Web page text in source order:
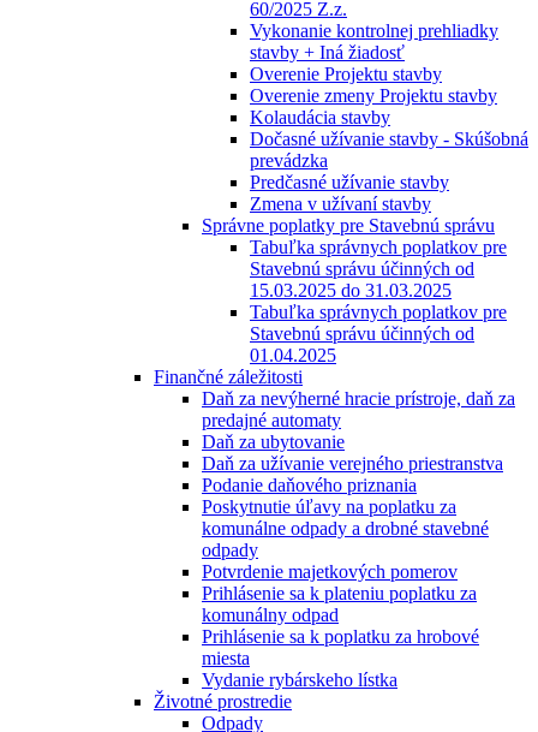
60/2025 Z.z.
Vykonanie kontrolnej prehliadky
stavby + Iná žiadosť
Overenie Projektu stavby
Overenie zmeny Projektu stavby
Kolaudácia stavby
Dočasné užívanie stavby - Skúšobná
prevádzka
Predčasné užívanie stavby
Zmena v užívaní stavby
Správne poplatky pre Stavebnú správu
Tabuľka správnych poplatkov pre
Stavebnú správu účinných od
15.03.2025 do 31.03.2025
Tabuľka správnych poplatkov pre
Stavebnú správu účinných od
01.04.2025
Finančné záležitosti
Daň za nevýherné hracie prístroje, daň za
predajné automaty
Daň za ubytovanie
Daň za užívanie verejného priestranstva
Podanie daňového priznania
Poskytnutie úľavy na poplatku za
komunálne odpady a drobné stavebné
odpady
Potvrdenie majetkových pomerov
Prihlásenie sa k plateniu poplatku za
komunálny odpad
Prihlásenie sa k poplatku za hrobové
miesta
Vydanie rybárskeho lístka
Životné prostredie
Odpady